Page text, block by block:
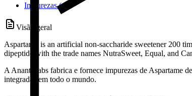
Impurezas (4)
Visão geral
Aspartame is an artificial non-saccharide sweetener 200
dipeptide with the trade names NutraSweet, Equal, and
A Anant Labs fabrica e fornece impurezas de Aspartame
integradas em todo o mundo.